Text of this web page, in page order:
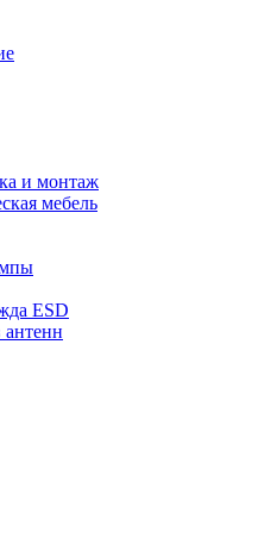
и монтаж
мебель
ESD